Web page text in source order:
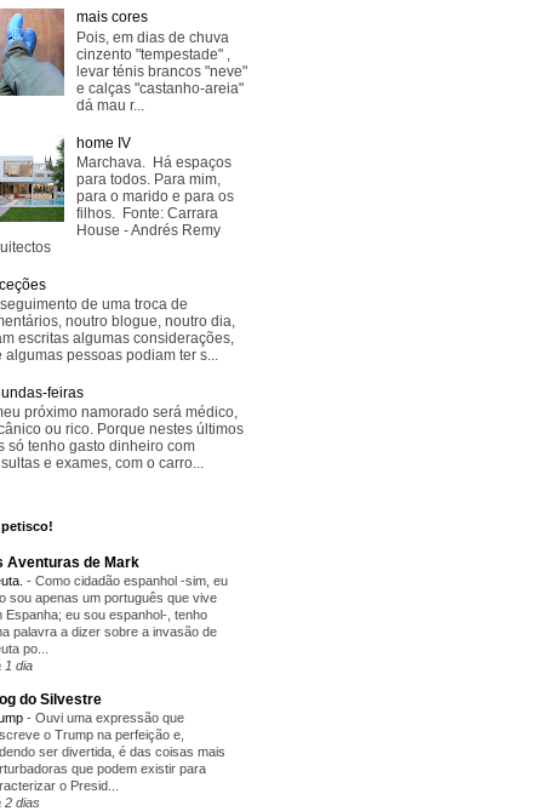
mais cores
Pois, em dias de chuva
cinzento "tempestade" ,
levar ténis brancos "neve"
e calças "castanho-areia"
dá mau r...
home IV
Marchava. Há espaços
para todos. Para mim,
para o marido e para os
filhos. Fonte: Carrara
House - Andrés Remy
de uma troca de
noutro blogue, noutro dia,
escritas algumas considerações,
algumas pessoas podiam ter s...
feiras
próximo namorado será médico,
ou rico. Porque nestes últimos
só tenho gasto dinheiro com
e exames, com o carro...
Aventuras de Mark
- Como cidadão espanhol -sim, eu
sou apenas um português que vive
Espanha; eu sou espanhol-, tenho
palavra a dizer sobre a invasão de
po...
1 dia
do Silvestre
- Ouvi uma expressão que
o Trump na perfeição e,
ser divertida, é das coisas mais
que podem existir para
o Presid...
2 dias